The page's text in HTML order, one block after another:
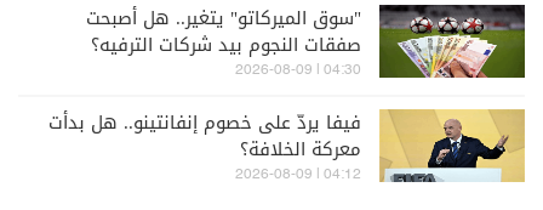
"سوق الميركاتو" يتغير.. هل أصبحت
صفقات النجوم بيد شركات الترفيه؟
04:30 | 2026-08-09
فيفا يردّ على خصوم إنفانتينو.. هل بدأت
معركة الخلافة؟
04:12 | 2026-08-09